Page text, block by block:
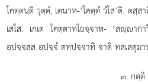
โคตฺตนฺติ วุตฺตํ, เตนาห-‘โคตฺตํ วํโส’ติ. ตสฺส
เสโส. เกเต โคตฺตาทโยจฺจาห- ‘สฺาก
อปจฺจสฺส อปจฺจํ ตทปจฺจาทิ จาติ ทสฺเสตุมา
๓. กตฺติ